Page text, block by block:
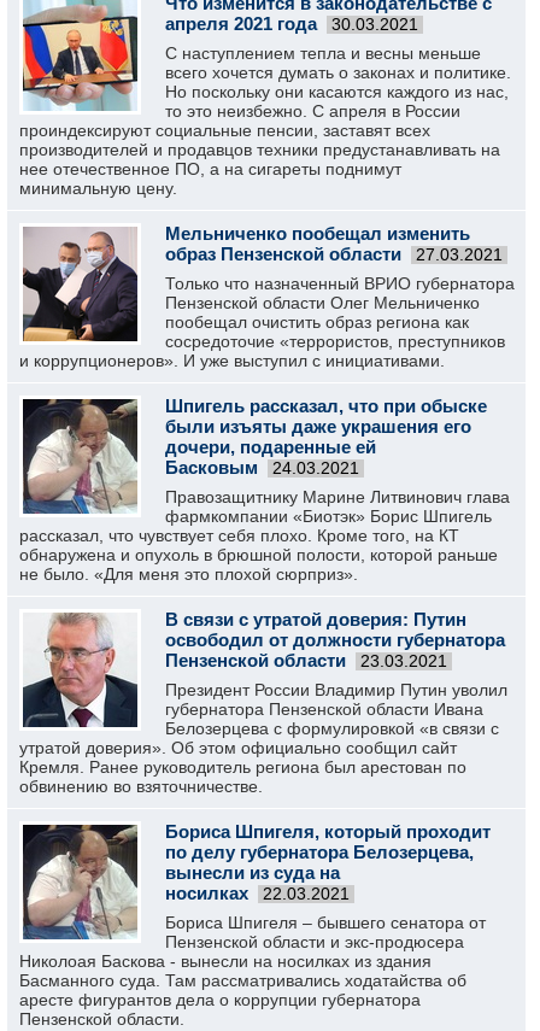
апреля 2021 года
30.03.2021
С наступлением тепла и весны меньше
всего хочется думать о законах и политике.
Но поскольку они касаются каждого из нас,
то это неизбежно. С апреля в России
проиндексируют социальные пенсии, заставят всех
производителей и продавцов техники предустанавливать на
нее отечественное ПО, а на сигареты поднимут
минимальную цену.
Мельниченко пообещал изменить
образ Пензенской области
27.03.2021
Только что назначенный ВРИО губернатора
Пензенской области Олег Мельниченко
пообещал очистить образ региона как
сосредоточие «террористов, преступников
и коррупционеров». И уже выступил с инициативами.
Шпигель рассказал, что при обыске
были изъяты даже украшения его
дочери, подаренные ей
Басковым
24.03.2021
Правозащитнику Марине Литвинович глава
фармкомпании «Биотэк» Борис Шпигель
рассказал, что чувствует себя плохо. Кроме того, на КТ
обнаружена и опухоль в брюшной полости, которой раньше
не было. «Для меня это плохой сюрприз».
В связи с утратой доверия: Путин
освободил от должности губернатора
Пензенской области
23.03.2021
Президент России Владимир Путин уволил
губернатора Пензенской области Ивана
Белозерцева с формулировкой «в связи с
утратой доверия». Об этом официально сообщил сайт
Кремля. Ранее руководитель региона был арестован по
обвинению во взяточничестве.
Бориса Шпигеля, который проходит
по делу губернатора Белозерцева,
вынесли из суда на
носилках
22.03.2021
Бориса Шпигеля – бывшего сенатора от
Пензенской области и экс-продюсера
Николоая Баскова - вынесли на носилках из здания
Басманного суда. Там рассматривались ходатайства об
аресте фигурантов дела о коррупции губернатора
Пензенской области.